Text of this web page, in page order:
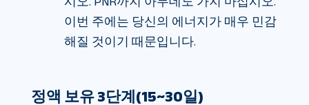
이번 주에는 당신의 에너지가 매우 민감
해질 것이기 때문입니다.
정액 보유 3단계(15~30일)